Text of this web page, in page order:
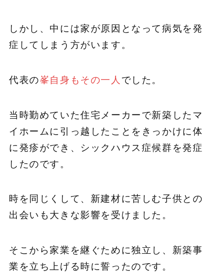
しかし、中には家が原因となって病気を発
症してしまう方がいます。
代表の峯自身もその一人 でした。
当時勤めていた住宅メーカーで新築したマ
イホームに引っ越したことをきっかけに体
に発疹ができ、シックハウス症候群を発症
したのです。
時を同じくして、新建材に苦しむ子供との
出会いも大きな影響を受けました。
そこから家業を継ぐために独立し、新築事
業を立ち上げる時に誓ったのです。